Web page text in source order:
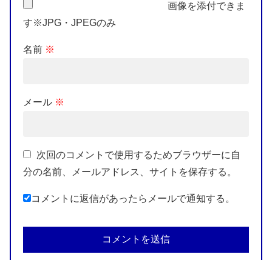
画像を添付できま
す※JPG・JPEGのみ
名前 ※
メール ※
次回のコメントで使用するためブラウザーに自
分の名前、メールアドレス、サイトを保存する。
コメントに返信があったらメールで通知する。